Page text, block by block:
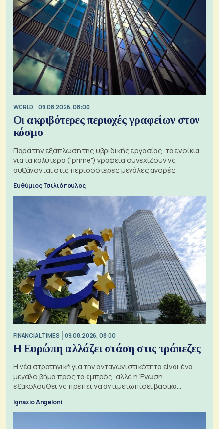
WORLD 09.08.2026, 08:00
Οι ακριβότερες περιοχές γραφείων στον
κόσμο
Παρά την εξάπλωση της υβριδικής εργασίας, τα ενοίκια
για τα καλύτερα ("prime") γραφεία συνεχίζουν να
αυξάνονται στις περισσότερες μεγάλες αγορές
Ευθύμιος Τσιλιόπουλος
FINANCIAL TIMES 09.08.2026, 08:00
Η Ευρώπη αλλάζει στάση στις τράπεζες
Η νέα στρατηγική για την ανταγωνιστικότητα είναι ένα
μεγάλο βήμα προς τα εμπρός, αλλά η Ένωση
εξακολουθεί να πρέπει να αντιμετωπίσει βασικά
Ignazio Angeloni